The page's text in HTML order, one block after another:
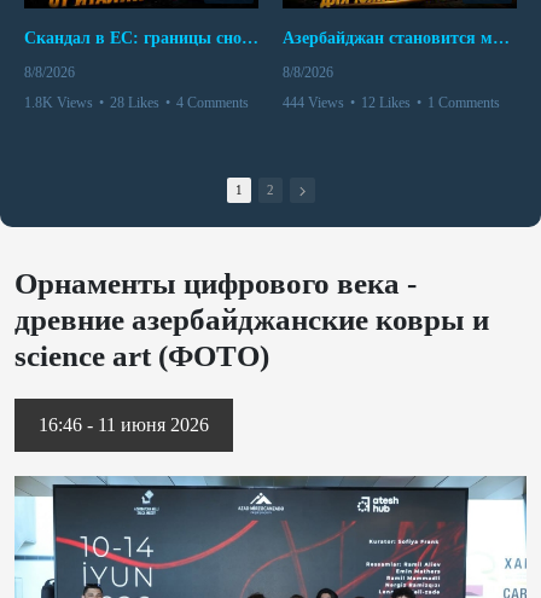
Скандал в ЕС: границы снова под контролем
8/8/2026
1.8K Views • 28 Likes • 4 Comments
Азербайджан становится мостом между Востоком и Западом
8/8/2026
444 Views • 12 Likes • 1 Comments
1 2
Орнаменты цифрового века -
древние азербайджанские ковры и
science art (ФОТО)
16:46 - 11 июня 2026